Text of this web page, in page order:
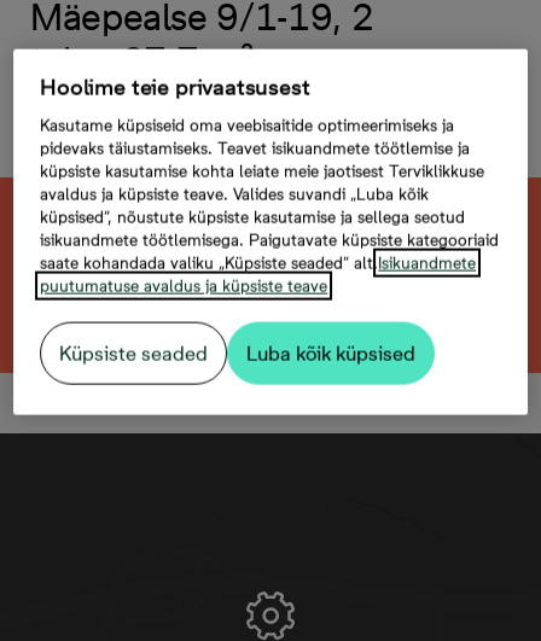
Mäepealse 9/1-19, 2
tuba, 37,7 m²
Hommikupäike | Stiilipakett
Liivakuma
Kahjuks on see korter juba müüdud. Otsid
midagi sarnast?
Otsi sarnaseid kortereid
Hoolime teie privaatsusest
Kasutame küpsiseid oma veebisaitide optimeerimiseks ja
pidevaks täiustamiseks. Teavet isikuandmete töötlemise ja
küpsiste kasutamise kohta leiate meie jaotisest Terviklikkuse
avaldus ja küpsiste teave. Valides suvandi „Luba kõik
küpsised“, nõustute küpsiste kasutamise ja sellega seotud
isikuandmete töötlemisega. Paigutavate küpsiste kategooriaid
saate kohandada valiku „Küpsiste seaded“ alt.Isikuandmete
puutumatuse avaldus ja küpsiste teave
Küpsiste seaded Luba kõik küpsised